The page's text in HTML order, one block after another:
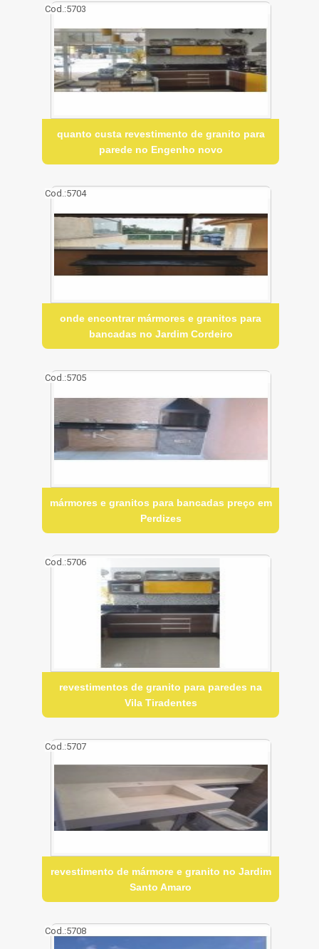
Cod.:5703
quanto custa revestimento de granito para
parede no Engenho novo
Cod.:5704
onde encontrar mármores e granitos para
bancadas no Jardim Cordeiro
Cod.:5705
mármores e granitos para bancadas preço em
Perdizes
Cod.:5706
revestimentos de granito para paredes na
Vila Tiradentes
Cod.:5707
revestimento de mármore e granito no Jardim
Santo Amaro
Cod.:5708